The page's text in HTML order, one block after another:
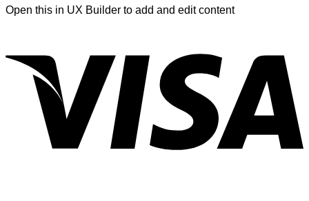
Open this in UX Builder to add and edit content